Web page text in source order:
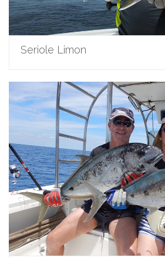
Seriole Limon